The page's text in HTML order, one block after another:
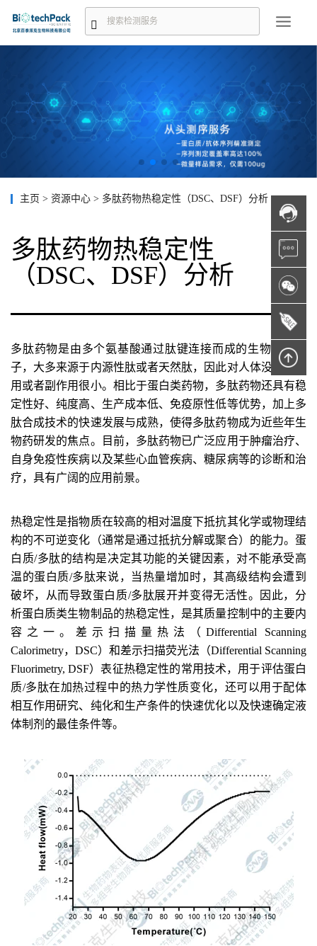
主页 > 资源中心 > 多肽药物热稳定性（DSC、DSF）分析
多肽药物热稳定性
（DSC、DSF）分析
多肽药物是由多个氨基酸通过肽键连接而成的生物活性分
子，大多来源于内源性肽或者天然肽，因此对人体没有副作
用或者副作用很小。相比于蛋白类药物，多肽药物还具有稳
定性好、纯度高、生产成本低、免疫原性低等优势，加上多
肽合成技术的快速发展与成熟，使得多肽药物成为近些年生
物药研发的焦点。目前，多肽药物已广泛应用于肿瘤治疗、
自身免疫性疾病以及某些心血管疾病、糖尿病等的诊断和治
疗，具有广阔的应用前景。
热稳定性是指物质在较高的相对温度下抵抗其化学或物理结
构的不可逆变化（通常是通过抵抗分解或聚合）的能力。蛋
白质/多肽的结构是决定其功能的关键因素，对不能承受高
温的蛋白质/多肽来说，当热量增加时，其高级结构会遭到
破坏，从而导致蛋白质/多肽展开并变得无活性。因此，分
析蛋白质类生物制品的热稳定性，是其质量控制中的主要内
容之一。 差示扫描量热法（Differential Scanning
Calorimetry，DSC） 和差示扫描荧光法（Differential S
Fluorimetry, DSF）表征热稳定性的常用技术，用于评估蛋白
质/多肽在加热过程中的热力学性质变化，还可以用于配体
相互作用研究、纯化和生产条件的快速优化以及快速确定液
体制剂的最佳条件等。